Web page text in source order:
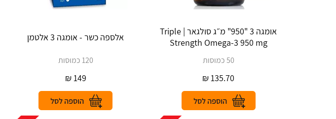
אומגה 3 "950" מ״ג סולגאר | Triple
Strength Omega-3 950 mg
50 כמוסות
135.70
₪
אלספה כשר - אומגה 3 אלטמן
120 כמוסות
149
₪